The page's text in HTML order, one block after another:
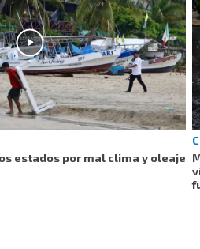
estados por mal clima y oleaje